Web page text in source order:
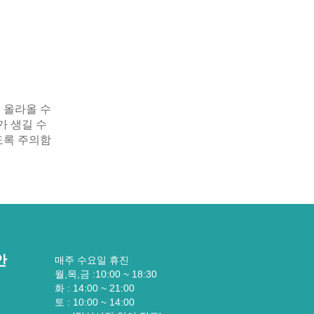
올라올 수
생길 수
록 주의함
매주 수요일 휴진
월,목,금 :10:00 ~ 18:30
화 : 14:00 ~ 21:00
토 : 10:00 ~ 14:00